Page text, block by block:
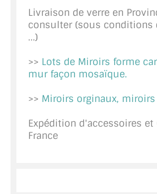
NOUS TROUVER - BUC 78
Livraison de verre en
consulter (sous conditions
...)
>> Lots de Miroirs forme
mur façon mosaïque.
>> Miroirs orginaux, miroirs
Expédition d'accessoires
France